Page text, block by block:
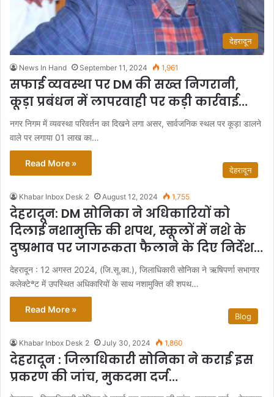
देहरादून
News In Hand September 11, 2024 1,961
सफाई व्यवस्था पर DM की सख्त निगरानी,
कूड़ा प्रबंधन में लापरवाही पर कड़ी कार्रवाई…
नगर निगम में व्यवस्था परिवर्तन का दिखने लगा असर, सार्वजनिक स्थल पर कूड़ा डालने
वाले पर लगाया 01 लाख का…
Read More »
देहरादून
Khabar Inbox Desk 2 August 12, 2024 1,755
देहरादून: DM सोनिका ने अधिकारियों को
दिलाई नशामुक्ति की शपथ, स्कूलों में नशे के
दुष्प्रभाव पर जागरूकता फैलाने के दिए निर्देश…
देहरादून : 12 अगस्त 2024, (जि.सू.का.), जिलाधिकारी सोनिका ने ऋषिपर्णा सभागार
कलेक्टेªट में उपस्थित अधिकारियों के साथ नशामुक्ति की शपथ…
Read More »
Blog
Khabar Inbox Desk 2 July 30, 2024 1,860
देहरादून : जिलाधिकारी सोनिका ने कराई इस
प्रकरण की जांच, मुकदमा दर्ज…